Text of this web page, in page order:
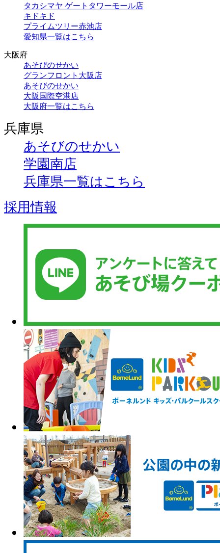
タカシマヤ ゲートタワーモール店
キドキド
プライムツリー赤池店
愛知県一覧はこちら
大阪府
あそびのせかい
グランフロント大阪店
あそびのせかい
大阪国際空港店
大阪府一覧はこちら
兵庫県
あそびのせかい
学園南店
兵庫県一覧はこちら
採用情報